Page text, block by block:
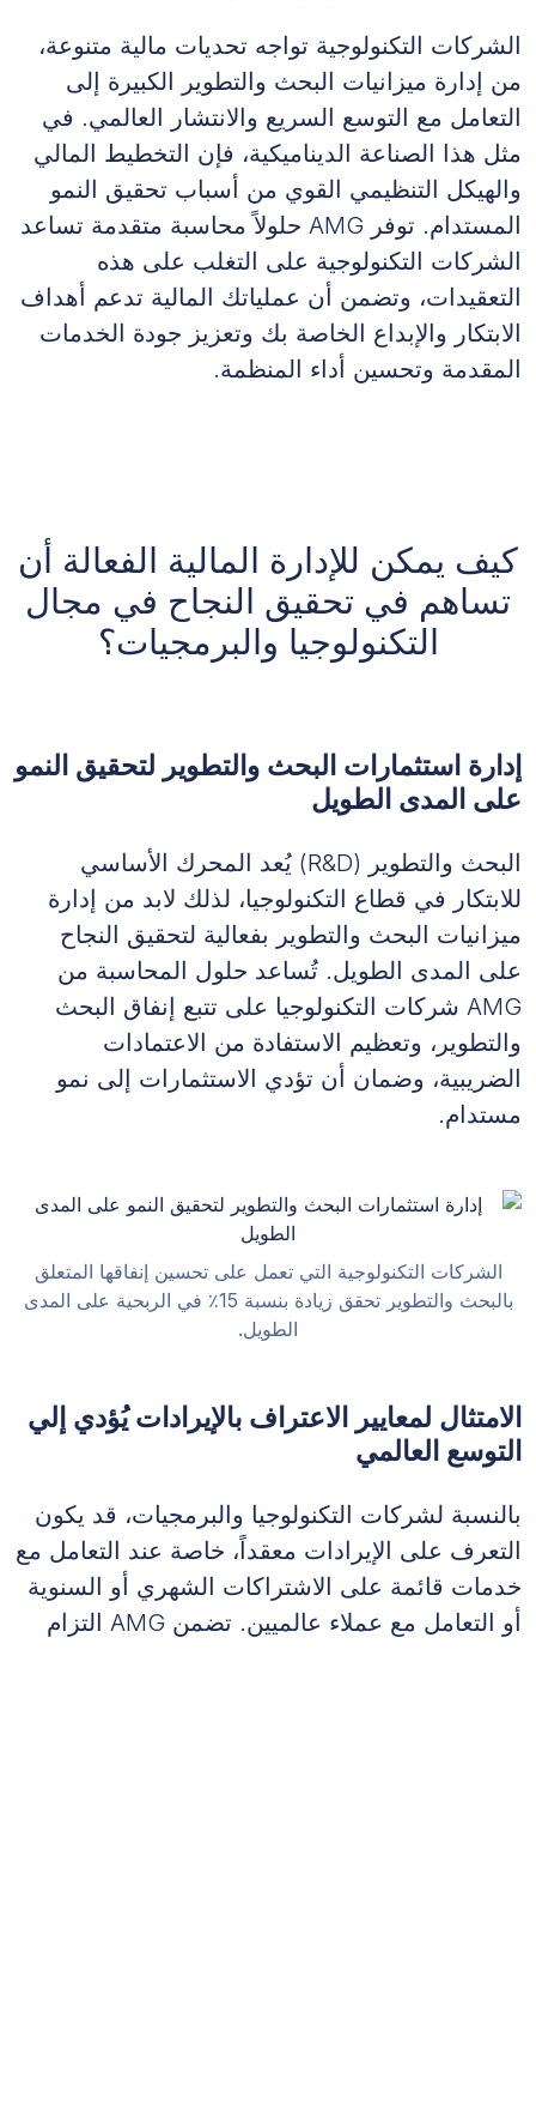
الشركات التكنولوجية تواجه تحديات مالية متنوعة،
من إدارة ميزانيات البحث والتطوير الكبيرة إلى
التعامل مع التوسع السريع والانتشار العالمي. في
مثل هذا الصناعة الديناميكية، فإن التخطيط المالي
والهيكل التنظيمي القوي من أسباب تحقيق النمو
المستدام. توفر AMG حلولاً محاسبة متقدمة تساعد
الشركات التكنولوجية على التغلب على هذه
التعقيدات، وتضمن أن عملياتك المالية تدعم أهداف
الابتكار والإبداع الخاصة بك وتعزيز جودة الخدمات
المقدمة وتحسين أداء المنظمة.
كيف يمكن للإدارة المالية الفعالة أن
تساهم في تحقيق النجاح في مجال
التكنولوجيا والبرمجيات؟
إدارة استثمارات البحث والتطوير لتحقيق النمو
على المدى الطويل
البحث والتطوير (R&D) يُعد المحرك الأساسي
للابتكار في قطاع التكنولوجيا، لذلك لابد من إدارة
ميزانيات البحث والتطوير بفعالية لتحقيق النجاح
على المدى الطويل. تُساعد حلول المحاسبة من
AMG شركات التكنولوجيا على تتبع إنفاق البحث
والتطوير، وتعظيم الاستفادة من الاعتمادات
الضريبية، وضمان أن تؤدي الاستثمارات إلى نمو
مستدام.
الشركات التكنولوجية التي تعمل على تحسين إنفاقها المتعلق
بالبحث والتطوير تحقق زيادة بنسبة 15٪ في الربحية على المدى
الطويل.
الامتثال لمعايير الاعتراف بالإيرادات يُؤدي إلي
التوسع العالمي
بالنسبة لشركات التكنولوجيا والبرمجيات، قد يكون
التعرف على الإيرادات معقداً، خاصة عند التعامل مع
خدمات قائمة على الاشتراكات الشهري أو السنوية
أو التعامل مع عملاء عالميين. تضمن AMG التزام